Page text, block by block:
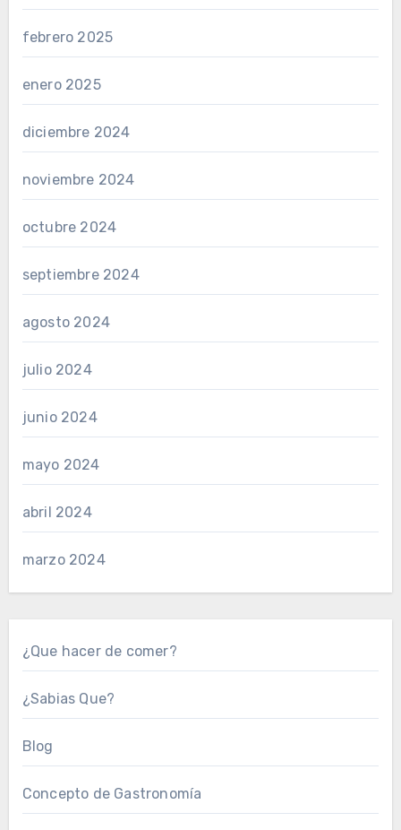
febrero 2025
enero 2025
diciembre 2024
noviembre 2024
octubre 2024
septiembre 2024
agosto 2024
julio 2024
junio 2024
mayo 2024
abril 2024
marzo 2024
¿Que hacer de comer?
¿Sabias Que?
Blog
Concepto de Gastronomía